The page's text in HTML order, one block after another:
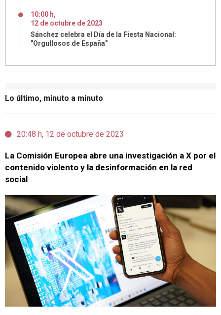
Lo último, minuto a minuto
20:48 h, 12 de octubre de 2023
La Comisión Europea abre una investigación a X por el
contenido violento y la desinformación en la red
social
10:00 h,
12 de octubre de 2023
Sánchez celebra el Día de la Fiesta Nacional:
"Orgullosos de España"